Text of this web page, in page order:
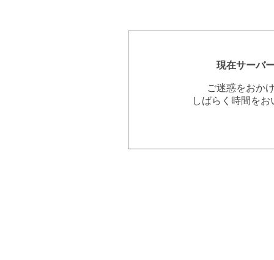
現在サーバ
ご迷惑をおか
しばらく時間を